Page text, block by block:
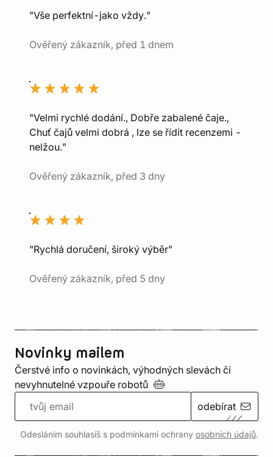
"Vše perfektní-jako vždy."
Ověřený zákazník, před 1 dnem
"Velmi rychlé dodání., Dobře zabalené čaje.,
Chuť čajů velmi dobrá , lze se řídit recenzemi -
nelžou."
Ověřený zákazník, před 3 dny
"Rychlá doručení, široký výběr"
Ověřený zákazník, před 5 dny
Novinky mailem
Čerstvé info o novinkách, výhodných slevách či
nevyhnutelné vzpouře robotů
odebírat
Odesláním souhlasíš s podmínkami ochrany osobních údajů.